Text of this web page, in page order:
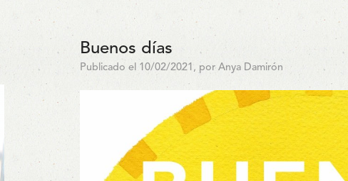
Buenos días
Publicado el 10/02/2021, por Anya Damirón